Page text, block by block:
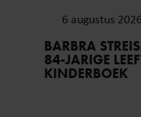
6 augustus 2026
BARBRA
84-JARIGE
KINDERBOEK